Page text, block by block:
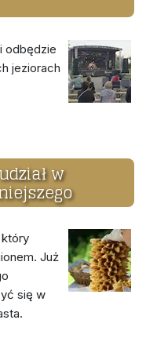
odbędzie
jeziorach
w
Już
się w